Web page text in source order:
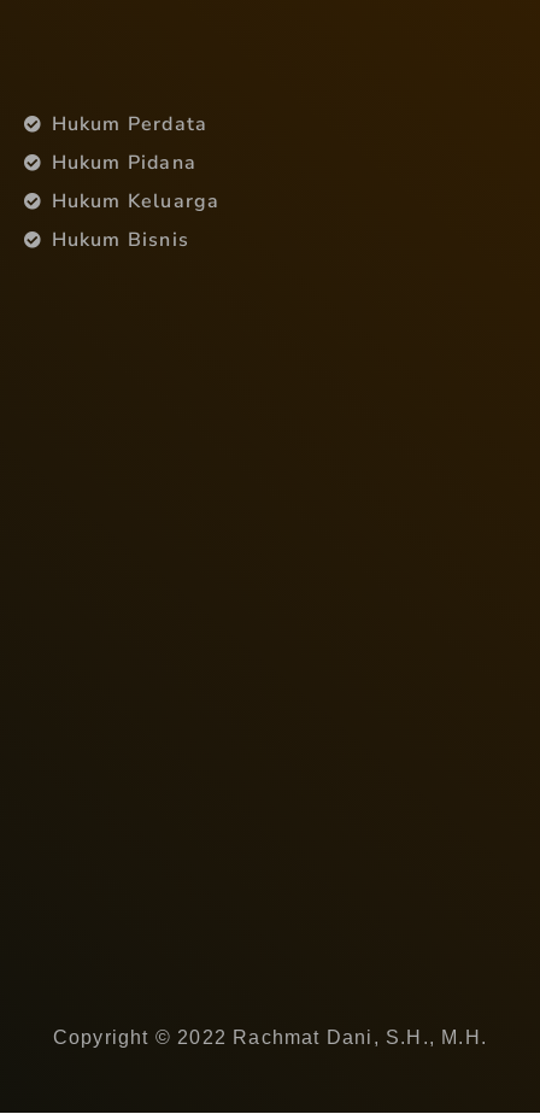
Hukum Perdata
Hukum Pidana
Hukum Keluarga
Hukum Bisnis
Copyright © 2022 Rachmat Dani, S.H., M.H.